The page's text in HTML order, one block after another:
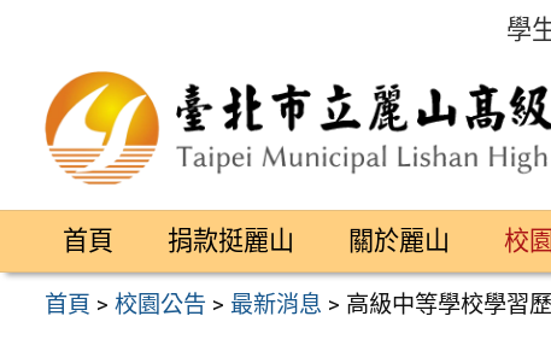
區
學
首頁 捐款挺麗山 關於麗山 校
首頁 >校園公告 > 最新消息 > 高級中等學校學習